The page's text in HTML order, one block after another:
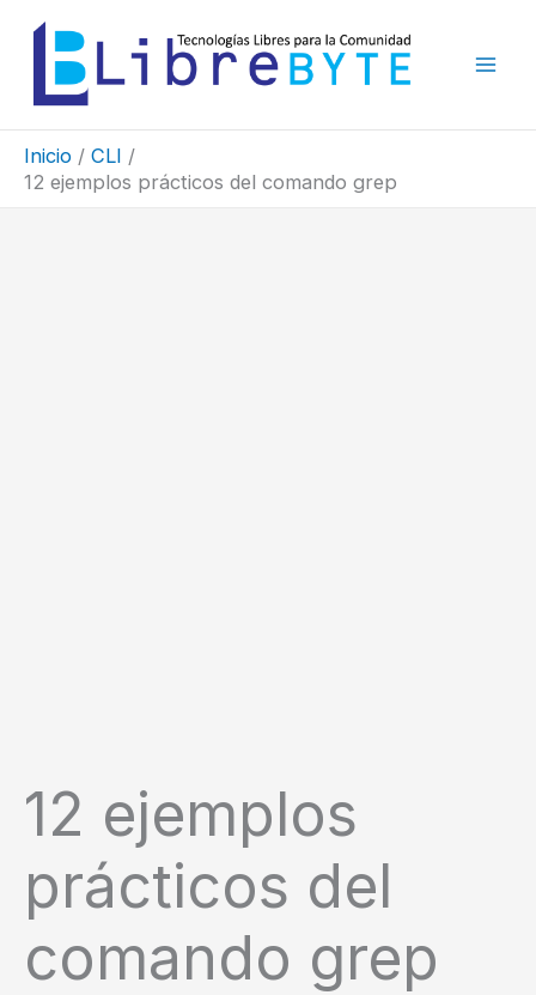
contenido
Inicio
CLI
12 ejemplos prácticos del comando grep
12 ejemplos
prácticos del
comando grep